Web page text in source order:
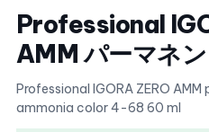
Professional
AMM パーマネ
Professional IGORA ZERO
ammonia color 4-68 60 ml